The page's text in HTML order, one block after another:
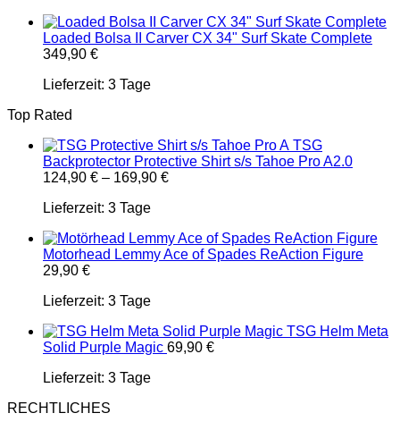
Loaded Bolsa II Carver CX 34" Surf Skate Complete
349,90 €
Lieferzeit: 3 Tage
Top Rated
TSG
Backprotector Protective Shirt s/s Tahoe Pro A2.0
124,90 € – 169,90 €
Lieferzeit: 3 Tage
Motorhead Lemmy Ace of Spades ReAction Figure
29,90 €
Lieferzeit: 3 Tage
TSG Helm Meta
Solid Purple Magic 69,90 €
Lieferzeit: 3 Tage
RECHTLICHES